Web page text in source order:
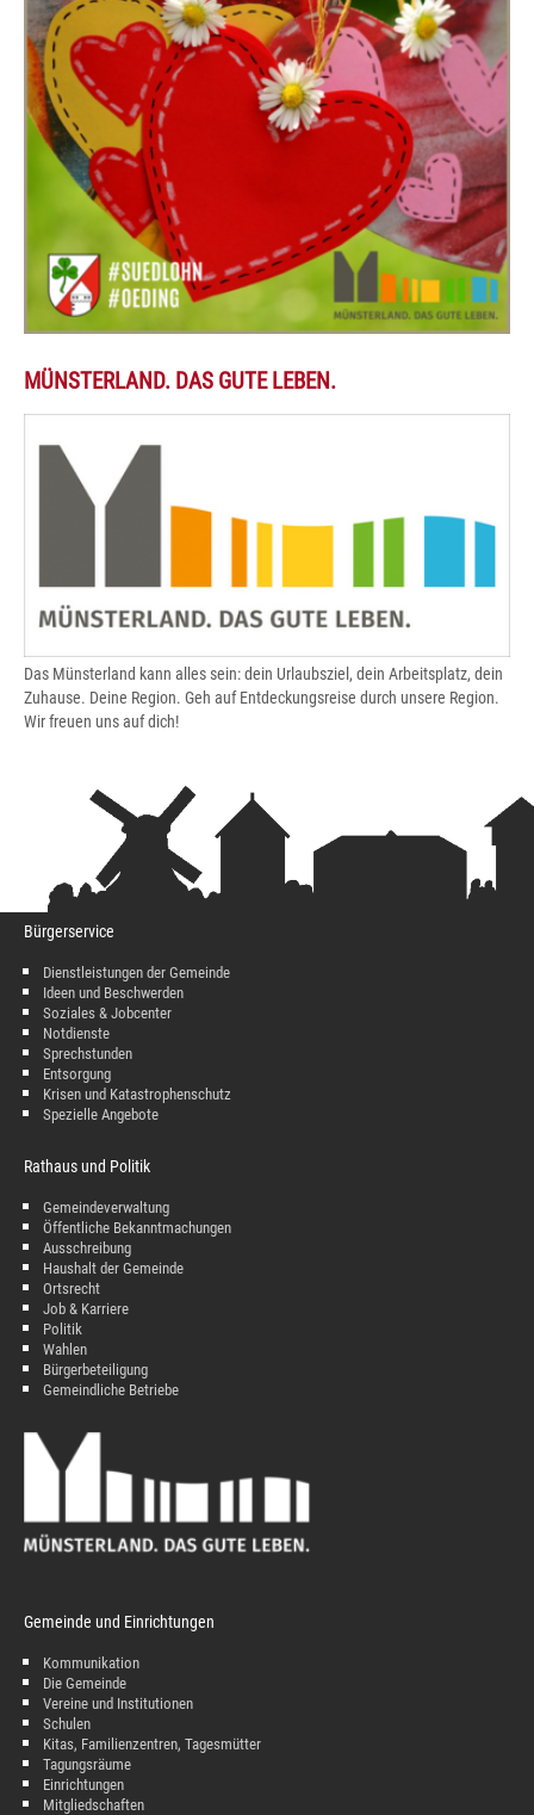
MÜNSTERLAND. DAS GUTE LEBEN.
Das Münsterland kann alles sein: dein Urlaubsziel, dein Arbeitsplatz, dein
Zuhause. Deine Region. Geh auf Entdeckungsreise durch unsere Region.
Wir freuen uns auf dich!
Bürgerservice
Dienstleistungen der Gemeinde
Ideen und Beschwerden
Soziales & Jobcenter
Notdienste
Sprechstunden
Entsorgung
Krisen und Katastrophenschutz
Spezielle Angebote
Rathaus und Politik
Gemeindeverwaltung
Öffentliche Bekanntmachungen
Ausschreibung
Haushalt der Gemeinde
Ortsrecht
Job & Karriere
Politik
Wahlen
Bürgerbeteiligung
Gemeindliche Betriebe
Gemeinde und Einrichtungen
Kommunikation
Die Gemeinde
Vereine und Institutionen
Schulen
Kitas, Familienzentren, Tagesmütter
Tagungsräume
Einrichtungen
Mitgliedschaften